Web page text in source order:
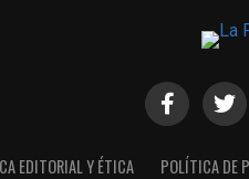
EDITORIAL Y ÉTICA POLÍTICA DE